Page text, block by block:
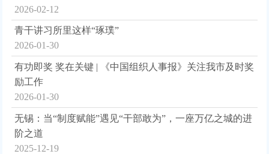
2026-02-12
2026-01-30
青干讲习所里这样“琢璞”
2026-01-30
有功即奖 奖在关键 | 《中国组织人事报》关注我市及时奖
励工作
2025-12-19
无锡：当“制度赋能”遇见“干部敢为”，一座万亿之城的进
阶之道